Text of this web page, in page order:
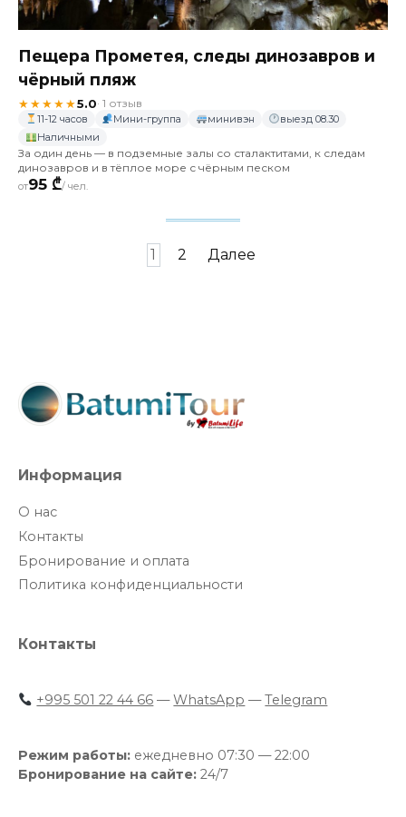
Пещера Прометея, следы динозавров и
чёрный пляж
★★★★★5.0· 1 отзыв
11-12 часов Мини-группа минивэн
выезд 08.30
Наличными
За один день — в подземные залы со сталактитами, к следам
динозавров и в тёплое море с чёрным песком
от95 ₾/ чел.
1 2 Далее
Информация
О нас
Контакты
Бронирование и оплата
Политика конфиденциальности
Контакты
+995 501 22 44 66 —WhatsApp —Telegram
Режим работы: ежедневно 07:30 — 22:00
Бронирование на сайте: 24/7